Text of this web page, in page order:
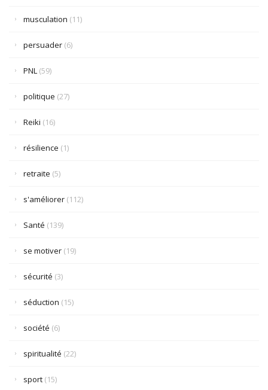
musculation (11)
persuader (6)
PNL (59)
politique (27)
Reiki (16)
résilience (1)
retraite (5)
s'améliorer (112)
Santé (139)
se motiver (19)
sécurité (3)
séduction (15)
société (6)
spiritualité (22)
sport (15)